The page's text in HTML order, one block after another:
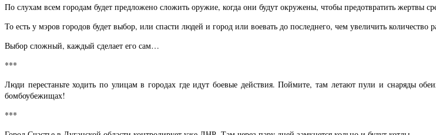
По слухам всем городам будет предложено сложить оружие, когда они будут окружены, чтобы предотвратить жертвы
То есть у мэров городов будет выбор, или спасти людей и город или воевать до последнего, чем увеличить
Выбор сложный, каждый сделает его сам…
***
Люди перестаньте ходить по улицам в городах где идут боевые действия. Поймите, там летают пули и снаряды
бомбоубежищах!
***